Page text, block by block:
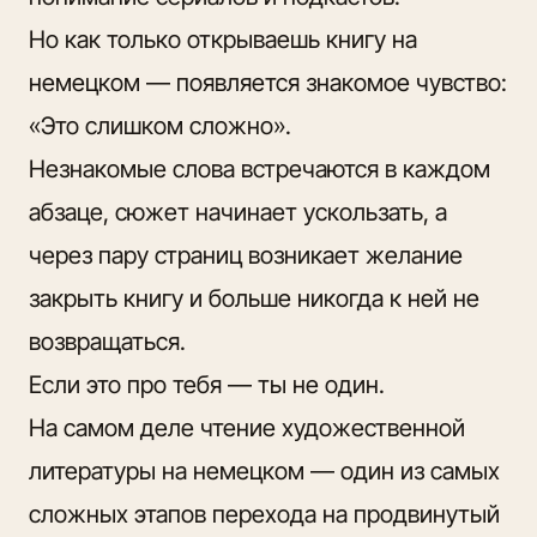
Но как только открываешь книгу на
немецком — появляется знакомое чувство:
«Это слишком сложно».
Незнакомые слова встречаются в каждом
абзаце, сюжет начинает ускользать, а
через пару страниц возникает желание
закрыть книгу и больше никогда к ней не
возвращаться.
Если это про тебя — ты не один.
На самом деле чтение художественной
литературы на немецком — один из самых
сложных этапов перехода на продвинутый